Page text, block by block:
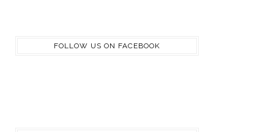
FOLLOW US ON FACEBOOK